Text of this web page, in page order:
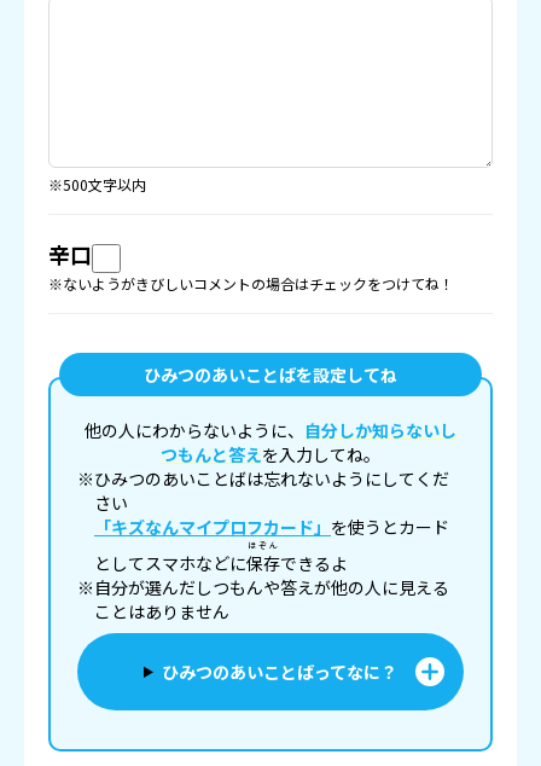
※500文字以内
辛口
※ないようがきびしいコメントの場合はチェックをつけてね！
ひみつのあいことばを設定してね
他の人にわからないように、 自分しか知らないし
つもんと答えを入力してね。
※ひみつのあいことばは忘れないようにしてくだ
さい
「キズなんマイプロフカード」 を使うとカード
としてスマホなどに保存
ほぞん
できるよ
※自分が選んだしつもんや答えが他の人に見える
ことはありません
ひみつのあいことばってなに？